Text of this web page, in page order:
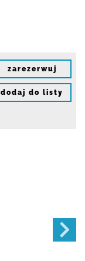
zarezerwuj
dodaj do listy